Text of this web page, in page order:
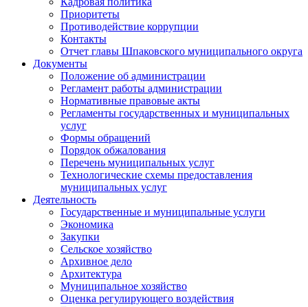
Приоритеты
Противодействие коррупции
Контакты
Отчет главы Шпаковского муниципального округа
Документы
Положение об администрации
Регламент работы администрации
Нормативные правовые акты
Регламенты государственных и муниципальных
услуг
Формы обращений
Порядок обжалования
Перечень муниципальных услуг
Технологические схемы предоставления
муниципальных услуг
Деятельность
Государственные и муниципальные услуги
Экономика
Закупки
Сельское хозяйство
Архивное дело
Архитектура
Муниципальное хозяйство
Оценка регулирующего воздействия